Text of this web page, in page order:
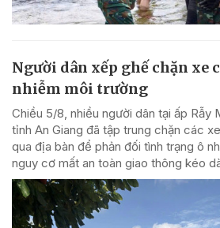
Người dân xếp ghế chặn xe
nhiễm môi trường
Chiều 5/8, nhiều người dân tại ấp Rẫy
tỉnh An Giang đã tập trung chặn các
qua địa bàn để phản đối tình trạng ô
nguy cơ mất an toàn giao thông kéo